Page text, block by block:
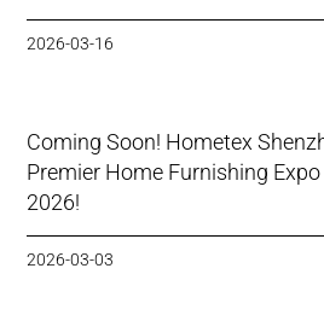
2026-03-16
Coming Soon! Hometex
Premier Home Furnishing
2026!
2026-03-03